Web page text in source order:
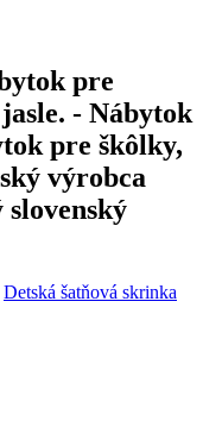
pre
- Nábytok
pre škôlky,
výrobca
Detská šatňová skrinka